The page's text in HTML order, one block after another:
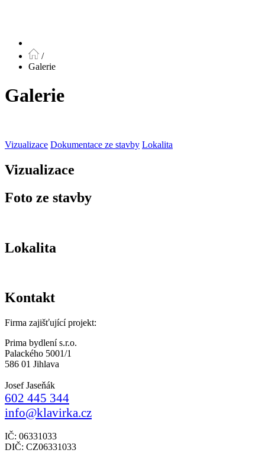
/
Galerie
Galerie
Vizualizace Dokumentace ze stavby Lokalita
Vizualizace
Foto ze stavby
Lokalita
Kontakt
Firma zajišťující projekt:
Prima bydlení s.r.o.
Palackého 5001/1
586 01 Jihlava
Josef Jaseňák
602 445 344
info@klavirka.cz
IČ: 06331033
DIČ: CZ06331033